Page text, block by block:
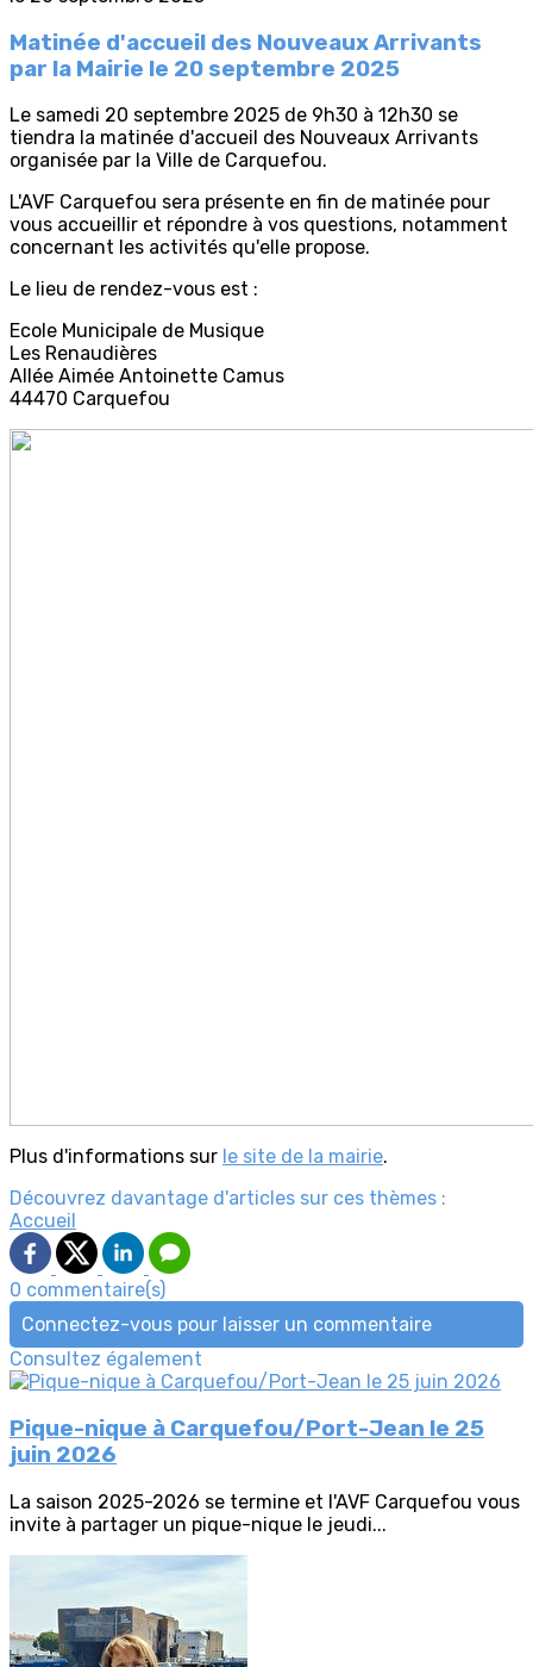
Matinée d'accueil des Nouveaux Arrivants
par la Mairie le 20 septembre 2025
Le samedi 20 septembre 2025 de 9h30 à 12h30 se
tiendra la matinée d'accueil des Nouveaux Arrivants
organisée par la Ville de Carquefou.
L'AVF Carquefou sera présente en fin de matinée pour
vous accueillir et répondre à vos questions, notamment
concernant les activités qu'elle propose.
Le lieu de rendez-vous est :
Ecole Municipale de Musique
Les Renaudières
Allée Aimée Antoinette Camus
44470 Carquefou
Plus d'informations sur le site de la mairie.
Découvrez davantage d'articles sur ces thèmes :
Accueil
0 commentaire(s)
Connectez-vous pour laisser un commentaire
Consultez également
Pique-nique à Carquefou/Port-Jean le 25
juin 2026
La saison 2025-2026 se termine et l'AVF Carquefou vous
invite à partager un pique-nique le jeudi...